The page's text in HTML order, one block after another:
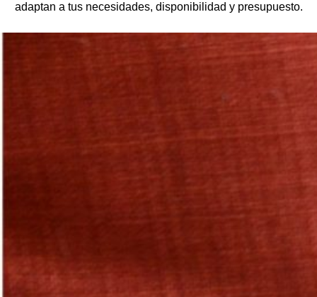
adaptan a tus necesidades, disponibilidad y presupuesto.